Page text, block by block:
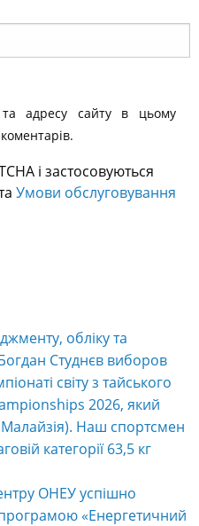
адресу сайту в цьому
і застосовуються
Умови обслуговування
обліку та
Студнєв виборов
світу з тайського
2026, який
Наш спортсмен
категорії 63,5 кг
ОНЕУ успішно
«Енергетичний